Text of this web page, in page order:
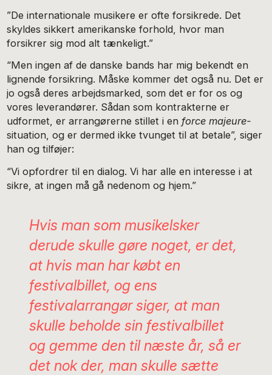
”De internationale musikere er ofte forsikrede. Det
skyldes sikkert amerikanske forhold, hvor man
forsikrer sig mod alt tænkeligt.”
“Men ingen af de danske bands har mig bekendt en
lignende forsikring. Måske kommer det også nu. Det er
jo også deres arbejdsmarked, som det er for os og
vores leverandører. Sådan som kontrakterne er
udformet, er arrangørerne stillet i enforce majeure-
situation, og er dermed ikke tvunget til at betale”, siger
han og tilføjer:
“Vi opfordrer til en dialog. Vi har alle en interesse i at
sikre, at ingen må gå nedenom og hjem.”
Hvis man som musikelsker
derude skulle gøre noget, er det,
at hvis man har købt en
festivalbillet, og ens
festivalarrangør siger, at man
skulle beholde sin festivalbillet
og gemme den til næste år, så er
det nok der, man skulle sætte